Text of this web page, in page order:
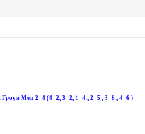
Мец 2–4 (4–2, 3–2, 1–4 , 2–5 , 3–6 , 4–6 )